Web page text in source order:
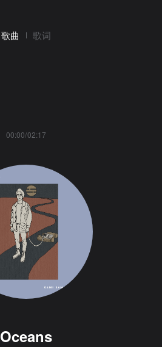
歌曲 歌词
00:00/02:17
Oceans